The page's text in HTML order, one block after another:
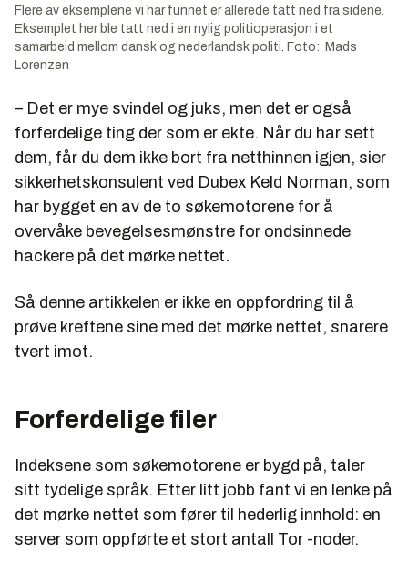
Flere av eksemplene vi har funnet er allerede tatt ned fra sidene.
Eksemplet her ble tatt ned i en nylig politioperasjon i et
samarbeid mellom dansk og nederlandsk politi. Foto: Mads
Lorenzen
– Det er mye svindel og juks, men det er også
forferdelige ting der som er ekte. Når du har sett
dem, får du dem ikke bort fra netthinnen igjen, sier
sikkerhetskonsulent ved Dubex Keld Norman, som
har bygget en av de to søkemotorene for å
overvåke bevegelsesmønstre for ondsinnede
hackere på det mørke nettet.
Så denne artikkelen er ikke en oppfordring til å
prøve kreftene sine med det mørke nettet, snarere
tvert imot.
Forferdelige filer
Indeksene som søkemotorene er bygd på, taler
sitt tydelige språk. Etter litt jobb fant vi en lenke på
det mørke nettet som fører til hederlig innhold: en
server som oppførte et stort antall Tor -noder.